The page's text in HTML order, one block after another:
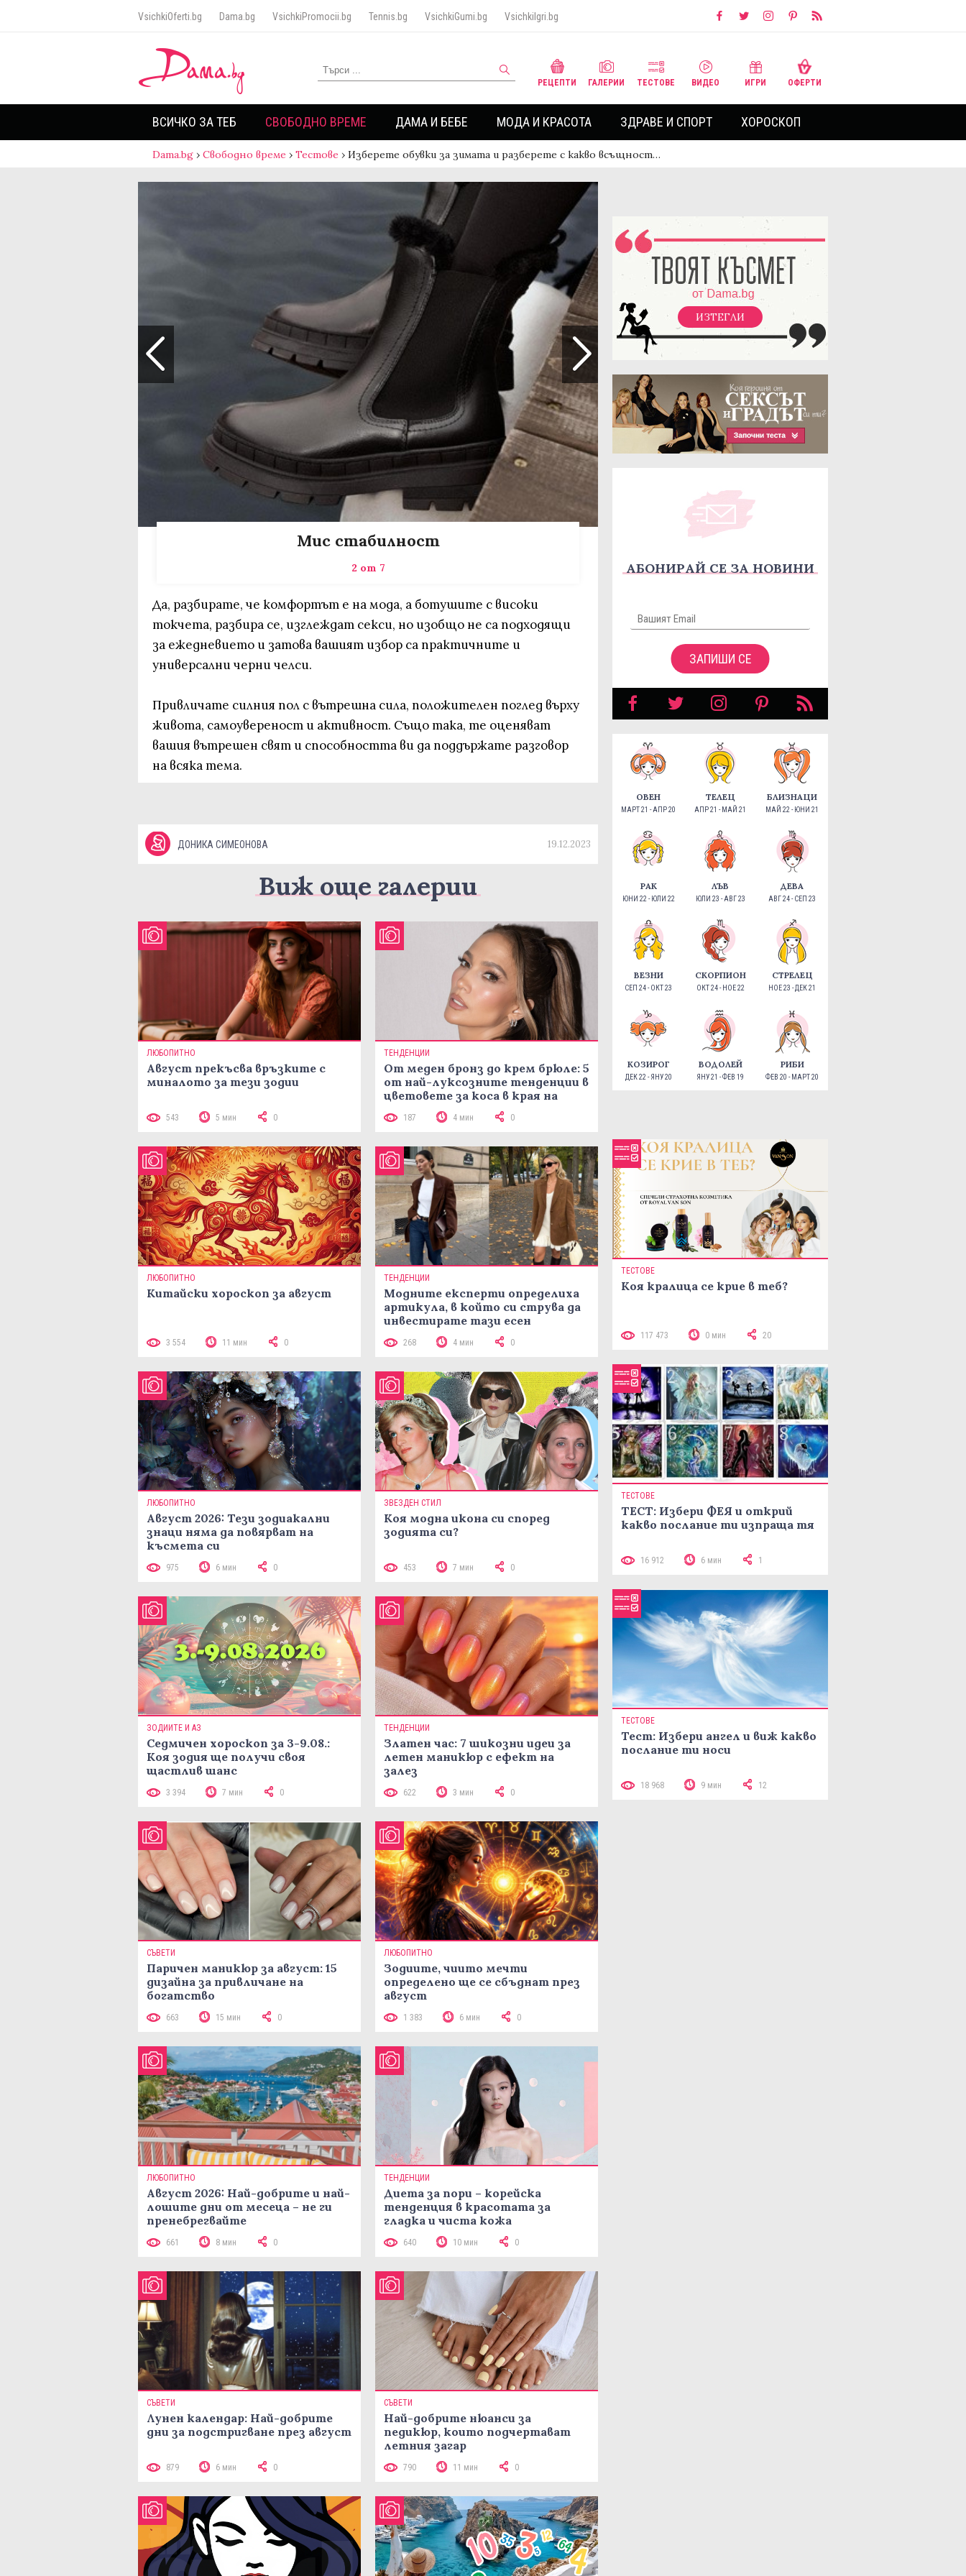
VsichkiOferti.bg Dama.bg VsichkiPromocii.bg Tennis.bg VsichkiGumi.bg VsichkiIgri.bg
РЕЦЕПТИ ГАЛЕРИИ ТЕСТОВЕ ВИДЕО ИГРИ ОФЕРТИ
ВСИЧКО ЗА ТЕБ СВОБОДНО ВРЕМЕ ДАМА И БЕБЕ МОДА И КРАСОТА ЗДРАВЕ И СПОРТ ХОРОСКОП
Dama.bg › Свободно време › Тестове › Изберете обувки за зимата и разберете с какво всъщност…
Мис стабилност
2 от 7
Да, разбирате, че комфортът е на мода, а ботушите с високи
токчета, разбира се, изглеждат секси, но изобщо не са подходящи
за ежедневието и затова вашият избор са практичните и
универсални черни челси.
Привличате силния пол с вътрешна сила, положителен поглед върху
живота, самоувереност и активност. Също така, те оценяват
вашия вътрешен свят и способността ви да поддържате разговор
на всяка тема.
ДОНИКА СИМЕОНОВА 19.12.2023
Виж още галерии
ЛЮБОПИТНО
Август прекъсва връзките с
миналото за тези зодии
543 5 мин 0
ТЕНДЕНЦИИ
От меден бронз до крем брюле: 5
от най-луксозните тенденции в
цветовете за коса в края на
187 4 мин 0
ЛЮБОПИТНО
Китайски хороскоп за август
3 554 11 мин 0
ТЕНДЕНЦИИ
Модните експерти определиха
артикула, в който си струва да
инвестирате тази есен
268 4 мин 0
ЛЮБОПИТНО
Август 2026: Тези зодиакални
знаци няма да повярват на
късмета си
975 6 мин 0
ЗВЕЗДЕН СТИЛ
Коя модна икона си според
зодията си?
453 7 мин 0
ЗОДИИТЕ И АЗ
Седмичен хороскоп за 3-9.08.:
Коя зодия ще получи своя
щастлив шанс
3 394 7 мин 0
ТЕНДЕНЦИИ
Златен час: 7 шикозни идеи за
летен маникюр с ефект на
залез
622 3 мин 0
СЪВЕТИ
Паричен маникюр за август: 15
дизайна за привличане на
богатство
663 15 мин 0
ЛЮБОПИТНО
Зодиите, чиито мечти
определено ще се сбъднат през
август
1 383 6 мин 0
ЛЮБОПИТНО
Август 2026: Най-добрите и най-
лошите дни от месеца – не ги
пренебрегвайте
661 8 мин 0
ТЕНДЕНЦИИ
Диета за пори – корейска
тенденция в красотата за
гладка и чиста кожа
640 10 мин 0
СЪВЕТИ
Лунен календар: Най-добрите
дни за подстригване през август
879 6 мин 0
СЪВЕТИ
Най-добрите нюанси за
педикюр, които подчертават
летния загар
790 11 мин 0
ИЗТЕГЛИ
АБОНИРАЙ СЕ ЗА НОВИНИ
ЗАПИШИ СЕ
ОВЕН
МАРТ 21 - АПР 20
ТЕЛЕЦ
АПР 21 - МАЙ 21
БЛИЗНАЦИ
МАЙ 22 - ЮНИ 21
РАК
ЮНИ 22 - ЮЛИ 22
ЛЪВ
ЮЛИ 23 - АВГ 23
ДЕВА
АВГ 24 - СЕП 23
ВЕЗНИ
СЕП 24 - ОКТ 23
СКОРПИОН
ОКТ 24 - НОЕ 22
СТРЕЛЕЦ
НОЕ 23 - ДЕК 21
КОЗИРОГ
ДЕК 22 - ЯНУ 20
ВОДОЛЕЙ
ЯНУ 21 - ФЕВ 19
РИБИ
ФЕВ 20 - МАРТ 20
ТЕСТОВЕ
Коя кралица се крие в теб?
117 473 0 мин 20
ТЕСТОВЕ
ТЕСТ: Избери ФЕЯ и открий
какво послание ти изпраща тя
16 912 6 мин 1
ТЕСТОВЕ
Тест: Избери ангел и виж какво
послание ти носи
18 968 9 мин 12